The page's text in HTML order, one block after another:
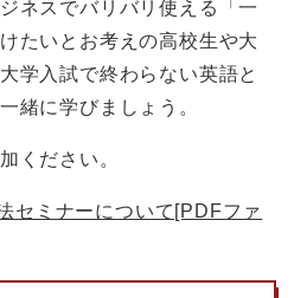
ネスでバリバリ使える「一
たいとお考えの高校生や大
学入試で終わらない英語と
緒に学びましょう。
ください。
セミナーについて[PDFファ